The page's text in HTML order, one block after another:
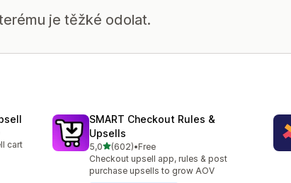
je těžké odolat.
cart
SMART Checkout Rules &
Upsells
5,0z 5 hvězd
(602)
Celkový počet recenzí: 602
•Free
Checkout upsell app, rules & post
purchase upsells to grow AOV